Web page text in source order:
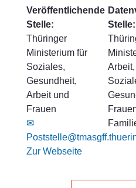
Veröffentlichende
Stelle:
Thüringer
Ministerium für
Soziales,
Gesundheit,
Arbeit und
Frauen
✉
Zur Webseite
Stelle:
Arbeit,